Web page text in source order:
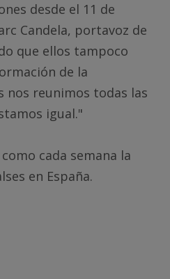
desde el 11 de
Candela, portavoz de
que ellos tampoco
de la
nos reunimos todas las
igual."
cada semana la
en España.